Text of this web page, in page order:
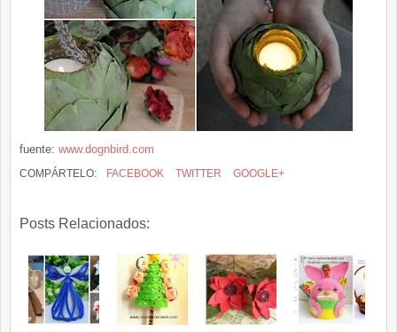
fuente: www.dognbird.com
COMPÁRTELO: FACEBOOK TWITTER GOOGLE+
Posts Relacionados: